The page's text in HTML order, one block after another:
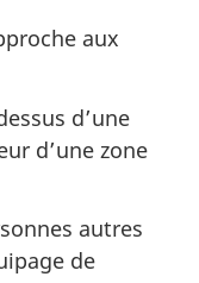
aux
d’une
d’une zone
autres
de